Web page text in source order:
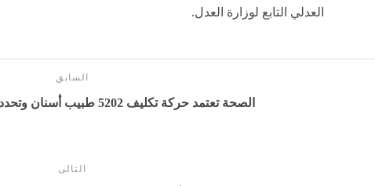
العدلي التابع لوزارة العدل.
السابق
الصحة تعتمد حركة تكليف 5202 طبيب أسنان وتحدد ضوابط استلام العمل
التالى